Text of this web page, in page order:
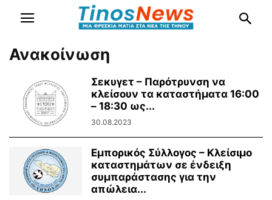
Ανακοίνωση
Σεκυγετ – Παρότρυνση να
κλείσουν τα καταστήματα 16:00
– 18:30 ως...
30.08.2023
Εμπορικός Σύλλογος – Κλείσιμο
καταστημάτων σε ένδειξη
συμπαράστασης για την
απώλεια...